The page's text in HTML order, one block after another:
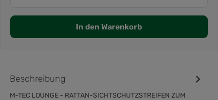
In den Warenkorb
Beschreibung
M-TEC LOUNGE - RATTAN-SICHTSCHUTZSTREIFEN ZUM